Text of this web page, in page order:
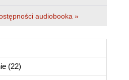
audiobooka »
(22)